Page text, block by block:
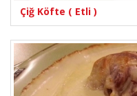
Çiğ Köfte ( Etli )